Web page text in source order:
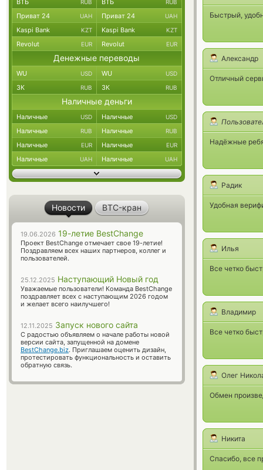
Быстрый,
Александр
Отличный
Надёжные
Радик
Удобная
Илья
Все четко
Владимир
Все четко
Олег
Обмен
Никита
Спасибо, все
ВТБ RUB ВТБ RUB
Приват 24 UAH Приват 24 UAH
Kaspi Bank KZT Kaspi Bank KZT
Revolut EUR Revolut EUR
Денежные переводы
WU USD WU USD
ЗК RUB ЗК RUB
Наличные деньги
Наличные USD Наличные USD
Наличные RUB Наличные RUB
Наличные EUR Наличные EUR
Наличные UAH Наличные UAH
Новости BTC-кран
19.06.2026 19-летие BestChange
Проект BestChange отмечает свое 19-летие!
Поздравляем всех наших партнеров, коллег и
пользователей.
25.12.2025 Наступающий Новый год
Уважаемые пользователи! Команда BestChange
поздравляет всех с наступающим 2026 годом
и желает всего наилучшего!
12.11.2025 Запуск нового сайта
С радостью объявляем о начале работы новой
версии сайта, запущенной на домене
BestChange.biz. Приглашаем оценить дизайн,
протестировать функциональность и оставить
обратную связь.